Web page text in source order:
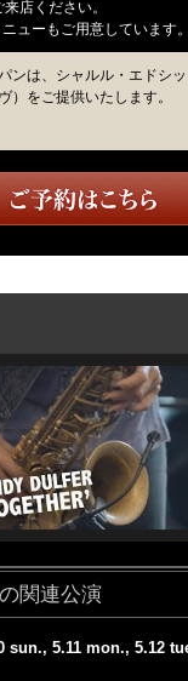
店ください。
ューもご用意しています。
ンは、シャルル・エドシ
）をご提供いたします。
関連公演
sun., 5.11 mon., 5.12